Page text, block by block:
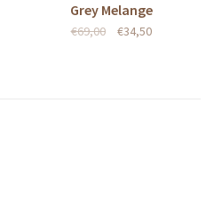
Grey Melange
€69,00 €34,50